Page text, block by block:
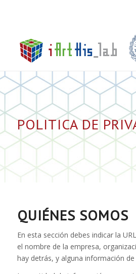
POLITICA DE
QUIÉNES SOMOS
En esta sección debes indicar la
el nombre de la empresa,
hay detrás, y alguna información